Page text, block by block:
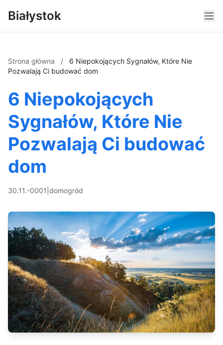
Białystok
Strona główna /
6 Niepokojących Sygnałów, Które Nie
Pozwalają Ci budować dom
6 Niepokojących
Sygnałów, Które Nie
Pozwalają Ci budować
dom
30.11.-0001 domogród